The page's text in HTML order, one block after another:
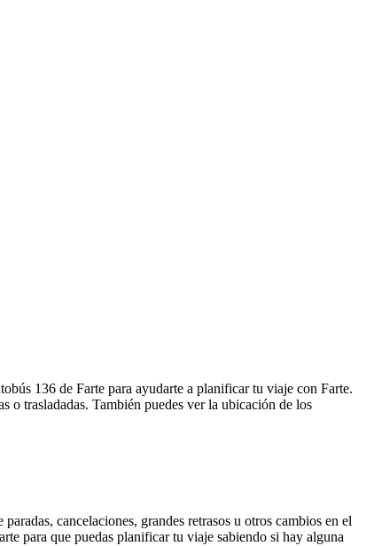
136 de Farte para ayudarte a planificar tu viaje con Farte.
o trasladadas. También puedes ver la ubicación de los
cancelaciones, grandes retrasos u otros cambios en el
para que puedas planificar tu viaje sabiendo si hay alguna